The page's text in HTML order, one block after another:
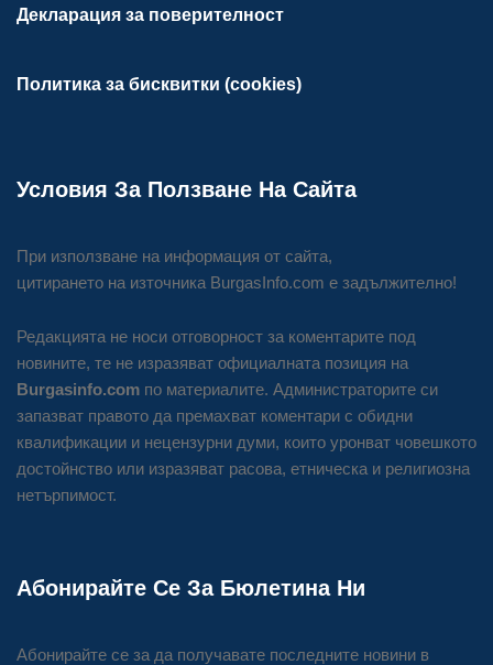
Декларация за поверителност
Политика за бисквитки (cookies)
Условия За Ползване На Сайта
При използване на информация от сайта,
цитирането на източника BurgasInfo.com е задължително!
Редакцията не носи отговорност за коментарите под
новините, те не изразяват официалната позиция на
Burgasinfo.com по материалите. Администраторите си
запазват правото да премахват коментари с обидни
квалификации и нецензурни думи, които уронват човешкото
достойнство или изразяват расова, етническа и религиозна
нетърпимост.
Абонирайте Се За Бюлетина Ни
Абонирайте се за да получавате последните новини в